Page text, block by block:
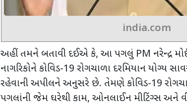
india.com
અહીં તમને બતાવી દઈએ કે, આ પગલું PM નરેન્દ્ર
નાગરિકોને કોવિડ-19 રોગચાળા દરમિયાન યોગ્ય
રહેવાની અપીલને અનુસરે છે. તેમણે કોવિડ-19
પગલાંની જેમ ઘરેથી કામ, ઓનલાઈન મીટિંગ્સ અને